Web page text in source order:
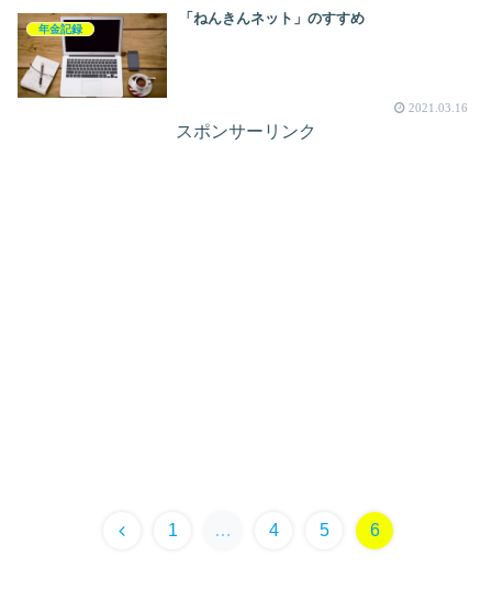
年金記録
「ねんきんネット」のすすめ
2021.03.16
スポンサーリンク
1 … 4 5 6